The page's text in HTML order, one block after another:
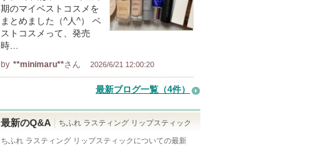
期のマイベストコスメを
まとめました（^人^） ベ
ストコスメって、発売
時…
by **minimaru**さん 2026/6/21 12:00:20
最新ブログ一覧（4件）
最新のQ&A ちふれ ラスティング リップスティック
ちふれ ラスティング リップスティック についての最新